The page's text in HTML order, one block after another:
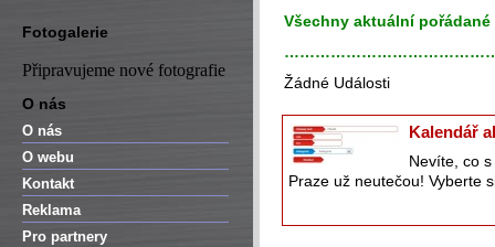
Fotogalerie
Připravujeme nové fotografie
O nás
O nás
O webu
Kontakt
Reklama
Pro partnery
Všechny aktuální pořádané
Žádné Události
Kalendář
Nevíte, co
Praze už neutečou! Vyberte